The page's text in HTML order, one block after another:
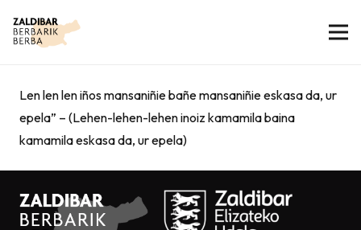
Len len len iños mansaniñie bañe mansaniñie eskasa da, ur
epela” – (Lehen-lehen-lehen inoiz kamamila baina
kamamila eskasa da, ur epela)